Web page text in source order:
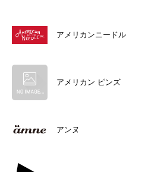
アメリカンニードル
アメリカン ピンズ
アンヌ